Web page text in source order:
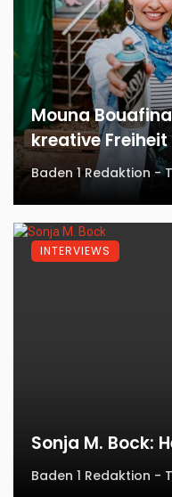
Mouna
kreative Freiheit
Baden 1 Redaktion -
Sonja M. Bock:
Baden 1 Redaktion -
INTERVIEWS